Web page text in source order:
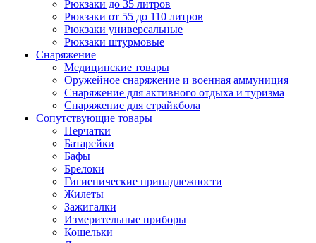
Рюкзаки до 35 литров
Рюкзаки от 55 до 110 литров
Рюкзаки универсальные
Рюкзаки штурмовые
Снаряжение
Медицинские товары
Оружейное снаряжение и военная аммуниция
Снаряжение для активного отдыха и туризма
Снаряжение для страйкбола
Сопутствующие товары
Перчатки
Батарейки
Бафы
Брелоки
Гигиенические принадлежности
Жилеты
Зажигалки
Измерительные приборы
Кошельки